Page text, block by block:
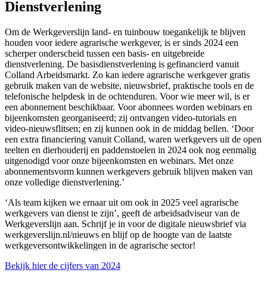
Dienstverlening
Om de Werkgeverslijn land- en tuinbouw toegankelijk te blijven
houden voor iedere agrarische werkgever, is er sinds 2024 een
scherper onderscheid tussen een basis- en uitgebreide
dienstverlening. De basisdienstverlening is gefinancierd vanuit
Colland Arbeidsmarkt. Zo kan iedere agrarische werkgever gratis
gebruik maken van de website, nieuwsbrief, praktische tools en de
telefonische helpdesk in de ochtenduren. Voor wie meer wil, is er
een abonnement beschikbaar. Voor abonnees worden webinars en
bijeenkomsten georganiseerd; zij ontvangen video-tutorials en
video-nieuwsflitsen; en zij kunnen ook in de middag bellen. ‘Door
een extra financiering vanuit Colland, waren werkgevers uit de open
teelten en dierhouderij en paddenstoelen in 2024 ook nog eenmalig
uitgenodigd voor onze bijeenkomsten en webinars. Met onze
abonnementsvorm kunnen werkgevers gebruik blijven maken van
onze volledige dienstverlening.’
‘Als team kijken we ernaar uit om ook in 2025 veel agrarische
werkgevers van dienst te zijn’, geeft de arbeidsadviseur van de
Werkgeverslijn aan. Schrijf je in voor de digitale nieuwsbrief via
werkgeverslijn.nl/nieuws en blijf op de hoogte van de laatste
werkgeversontwikkelingen in de agrarische sector!
Bekijk hier de cijfers van 2024